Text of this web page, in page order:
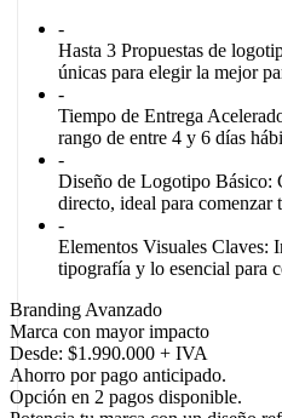
-
Hasta 3 Propuestas de
únicas para elegir la mejor
-
Tiempo de Entrega
rango de entre 4 y 6 días
-
Diseño de Logotipo Básico:
directo, ideal para comenzar
-
Elementos Visuales Claves:
tipografía y lo esencial para
Branding Avanzado
Marca con mayor impacto
Desde: $1.990.000 + IVA
Ahorro por pago anticipado.
Opción en 2 pagos disponible.